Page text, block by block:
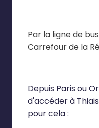
Par la ligne de
Carrefour de la
Depuis Paris ou
d'accéder à
pour cela :